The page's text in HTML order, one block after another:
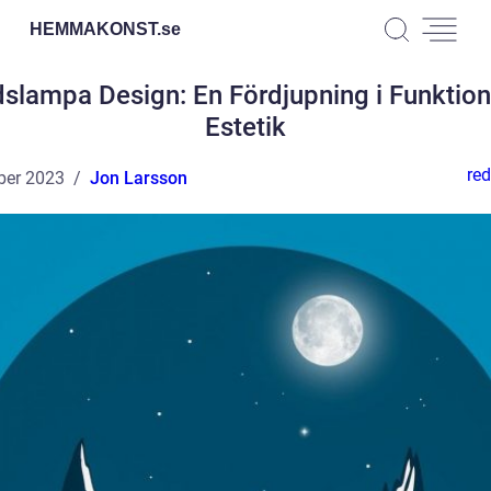
HEMMAKONST.se
Design: En Fördjupning i
Estetik
2023 Jon Larsson